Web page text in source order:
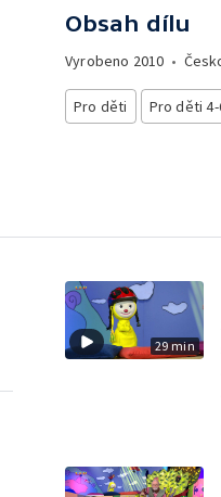
Obsah dílu
Vyrobeno 2010 •
Pro děti Pro děti
29 min